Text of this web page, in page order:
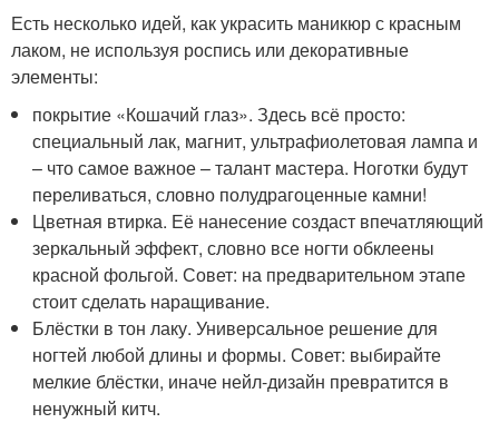
Есть несколько идей, как украсить маникюр с красным
лаком, не используя роспись или декоративные
элементы:
покрытие «Кошачий глаз». Здесь всё просто:
специальный лак, магнит, ультрафиолетовая лампа и
– что самое важное – талант мастера. Ноготки будут
переливаться, словно полудрагоценные камни!
Цветная втирка. Её нанесение создаст впечатляющий
зеркальный эффект, словно все ногти обклеены
красной фольгой. Совет: на предварительном этапе
стоит сделать наращивание.
Блёстки в тон лаку. Универсальное решение для
ногтей любой длины и формы. Совет: выбирайте
мелкие блёстки, иначе нейл-дизайн превратится в
ненужный китч.